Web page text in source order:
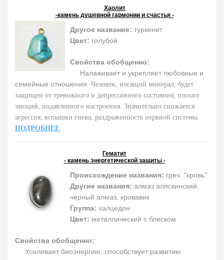
Хаолит
-камень душевной гармонии и счастья -
Другое название: туркенит
Цвет: голубой
Свойства обобщенно:
Налаживает и укрепляет любовные и
семейные отношения. Человек, носящий минерал, будет
защищен от тревожного и депрессивного состояния, плохих
эмоций, подавленного настроения. Значительно снижается
агрессия, вспышки гнева, раздраженность нервной системы.
ПОДРОБНЕЕ
Гематит
- камень энергетической защиты -
Происхождение названия: греч. "кровь"
Другие названия: алмаз аляскинский,
черный алмаз, кровавик
Группа: халцедон
Цвет: металлический с блеском
Свойства обобщенно:
Усиливает биоэнергию, способствует развитию